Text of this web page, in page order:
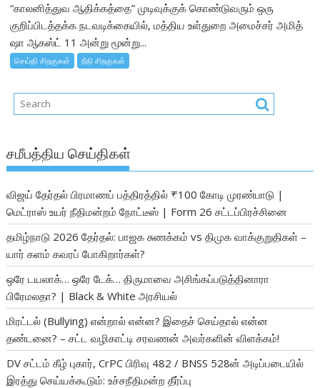
“காலனித்துவ ஆதிக்கத்தை” முடிவுக்குக் கொண்டுவரும் ஒரு
குறிப்பிடத்தக்க நடவடிக்கையில், மத்திய உள்துறை அமைச்சர் அமித்
ஷா ஆகஸ்ட் 11 அன்று மூன்று...
செய்தி சிறகுகள் நீதி சிறகுகள்
சமீபத்திய செய்திகள்
விஜய் தேர்தல் பிரமாணப் பத்திரத்தில் ₹100 கோடி முரண்பாடு |
மெட்ராஸ் உயர் நீதிமன்றம் நோட்டீஸ் | Form 26 சட்டப்பிரச்சினை
தமிழ்நாடு 2026 தேர்தல்: பாஜக சுணக்கம் vs திமுக வாக்குறுதிகள் –
யார் களம் கவரப் போகிறார்கள்?
ஒரே டயலாக்… ஒரே டேக்… திருமாவை அசிங்கப்படுத்தினாரா
பிரேமலதா? | Black & White அரசியல்
மிரட்டல் (Bullying) என்றால் என்ன? இதைச் செய்தால் என்ன
தண்டனை? – சட்ட வழிகாட்டி சரவணன் அவர்களின் விளக்கம்!
DV சட்டம் கீழ் புகார், CrPC பிரிவு 482 / BNSS 528ன் அடிப்படையில்
இரத்து செய்யக்கூடும்: உச்சநீதிமன்ற தீர்ப்பு